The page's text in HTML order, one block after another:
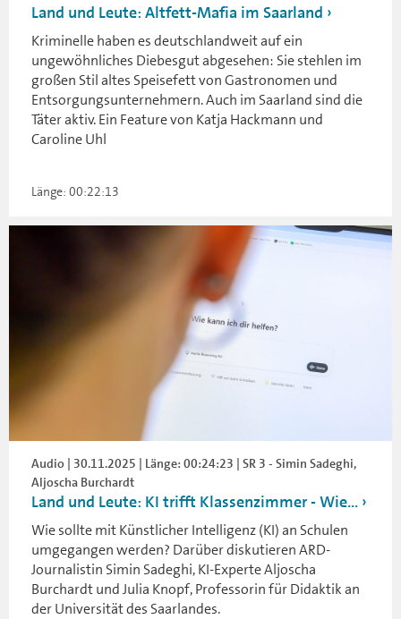
Land und Leute: Altfett-Mafia im Saarland
Kriminelle haben es deutschlandweit auf ein
ungewöhnliches Diebesgut abgesehen: Sie stehlen im
großen Stil altes Speisefett von Gastronomen und
Entsorgungsunternehmern. Auch im Saarland sind die
Täter aktiv. Ein Feature von Katja Hackmann und
Caroline Uhl
Länge: 00:22:13
Audio | 30.11.2025 | Länge: 00:24:23 | SR 3 - Simin Sadeghi,
Aljoscha Burchardt
Land und Leute: KI trifft Klassenzimmer - Wie...
Wie sollte mit Künstlicher Intelligenz (KI) an Schulen
umgegangen werden? Darüber diskutieren ARD-
Journalistin Simin Sadeghi, KI-Experte Aljoscha
Burchardt und Julia Knopf, Professorin für Didaktik an
der Universität des Saarlandes.